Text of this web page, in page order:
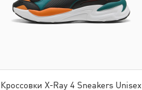
Кроссовки X-Ray 4 Sneakers Unisex